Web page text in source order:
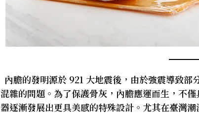
內膽的發明源於 921 大地震後，由於強震導致
混雜的問題。為了保護骨灰，內膽應運而生，不
器逐漸發展出更具美感的特殊設計。尤其在臺灣